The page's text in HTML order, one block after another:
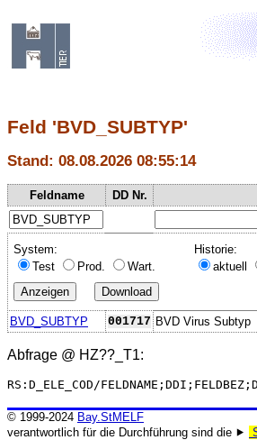
Feld 'BVD_SUBTYP'
Stand: 08.08.2026 08:55:14
Feldname DD Nr.
System:
Test
Prod. Wart.
Historie:
aktuell
BVD_SUBTYP 001717 BVD Virus Subtyp
Abfrage @ HZ??_T1:
RS:D_ELE_COD/
© 1999-2024 Bay.StMELF
verantwortlich für die Durchführung sind die ⯈